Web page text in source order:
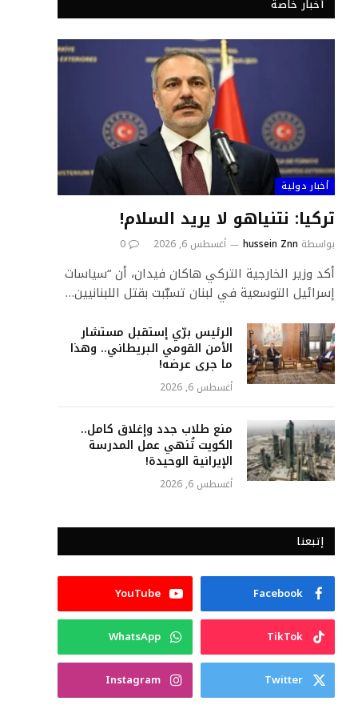
أخبار خاصة
أخبار دولية
تركيا: نتنياهو لا يريد السلام!
بواسطة hussein Znn أغسطس 6, 2026 0
أكد وزير الخارجية التركي هاكان فيدان، أن “سياسات
إسرائيل التوسعية في لبنان تسبّبت بقتل اللبنانيين…
الرئيس برّي إستقبل مستشار
الأمن القومي البريطاني.. وهذا
ما جرى عرضه!
أغسطس 6, 2026
منع طلاب جدد وإغلاق كامل..
الكويت تُنهي عمل المدرسة
الإيرانية الوحيدة!
أغسطس 6, 2026
إتبعنا
Facebook
YouTube
TikTok
WhatsApp
Twitter
Instagram